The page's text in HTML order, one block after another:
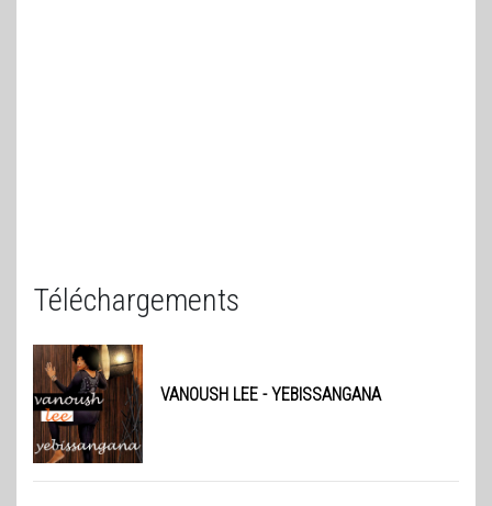
Téléchargements
VANOUSH LEE - YEBISSANGANA